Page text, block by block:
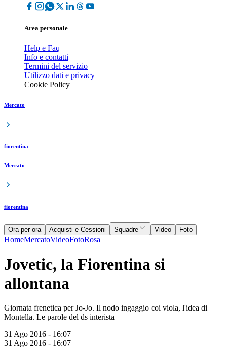
Area personale
Help e Faq
Info e contatti
Termini del servizio
Utilizzo dati e privacy
Cookie Policy
Mercato
fiorentina
Mercato
fiorentina
Ora per ora Acquisti e Cessioni Squadre Video Foto
HomeMercatoVideoFotoRosa
Jovetic, la Fiorentina si
allontana
Giornata frenetica per Jo-Jo. Il nodo ingaggio coi viola, l'idea di
Montella. Le parole del ds interista
31 Ago 2016 - 16:07
31 Ago 2016 - 16:07